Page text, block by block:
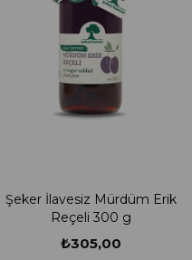
Şeker İlavesiz Mürdüm Erik
Reçeli 300 g
₺305,00